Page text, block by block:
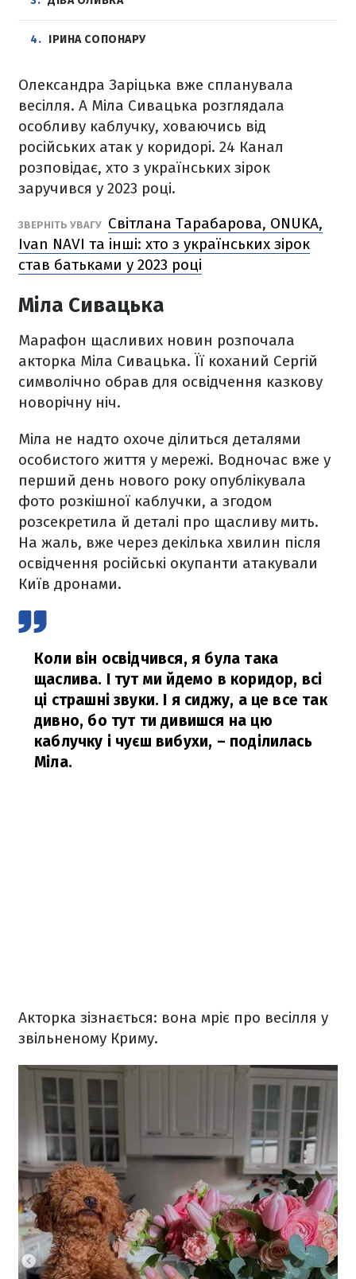
4 ІРИНА СОПОНАРУ
Олександра Заріцька вже спланувала
весілля. А Міла Сивацька розглядала
особливу каблучку, ховаючись від
російських атак у коридорі. 24 Канал
розповідає, хто з українських зірок
заручився у 2023 році.
ЗВЕРНІТЬ УВАГУ Світлана Тарабарова, ONUKA,
Ivan NAVI та інші: хто з українських зірок
став батьками у 2023 році
Міла Сивацька
Марафон щасливих новин розпочала
акторка Міла Сивацька. Її коханий Сергій
символічно обрав для освідчення казкову
новорічну ніч.
Міла не надто охоче ділиться деталями
особистого життя у мережі. Водночас вже у
перший день нового року опублікувала
фото розкішної каблучки, а згодом
розсекретила й деталі про щасливу мить.
На жаль, вже через декілька хвилин після
освідчення російські окупанти атакували
Київ дронами.
Коли він освідчився, я була така
щаслива. І тут ми йдемо в коридор, всі
ці страшні звуки. І я сиджу, а це все так
дивно, бо тут ти дивишся на цю
каблучку і чуєш вибухи, – поділилась
Міла.
Акторка зізнається: вона мріє про весілля у
звільненому Криму.